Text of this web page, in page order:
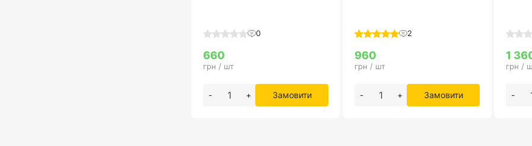
0
660
грн / шт
- + Замовити
2
960
грн / шт
- + Замовити
1
грн /
-